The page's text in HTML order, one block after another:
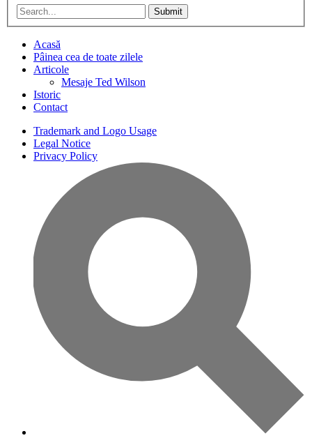
Submit
Acasă
Pâinea cea de toate zilele
Articole
Mesaje Ted Wilson
Istoric
Contact
Trademark and Logo Usage
Legal Notice
Privacy Policy